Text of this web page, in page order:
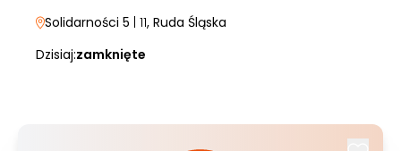
Solidarności 5 | 11, Ruda Śląska
Dzisiaj:zamknięte